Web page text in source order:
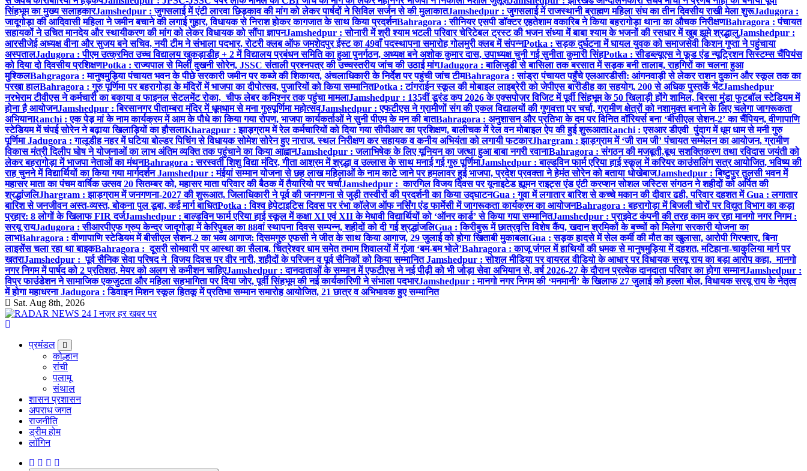
सिंहभूम का मुख्य सलाहकारJamshedpur : जुगसलाई में एंटी लारवा छिड़काव की मांग को लेकर पार्षदों ने सिविल सर्जन से की मुलाकातJamshedpur : जुगसलाई में राजस्थानी ब्राह्मण महिला संघ का तीन दिवसीय राखी मेला शुरूJadugora :
जादूगोड़ा की आदिवासी महिला ने जमीन बचाने की लगाई गुहार, विधायक से निराश होकर कागजात के साथ किया प्रदर्शनBahragora : सीनियर एसपी डॉक्टर एहतेशाम वकारिब ने किया बहरागोड़ा थाना का औचक निरीक्षणBahragora : पंचायत
सहायकों ने उचित मानदेय और स्थायीकरण की मांग को लेकर विधायक को सौंपा ज्ञापनJamshedpur : सोनारी में श्री श्याम भटली परिवार चेरिटेबल ट्रस्ट की भजन संध्या में बाबा श्याम के भजनों की रसधार में खुब झूमे श्रद्धालुJamshedpur :
आरसीजेई अध्यक्ष वीना और सुजय बने सचिव, नयी टीम ने संभाला पदभार, रोटरी क्लब ऑफ जमशेदपुर ईस्ट का 49वाँ पदस्थापना समारोह गोलमुरी क्लब में संपन्नPotka : सड़क दुर्घटना में घायल युवक को समाजसेवी किशन गुप्ता ने पहुंचाया
अस्पतालJadugora : पीएम उत्क्रमित उच्च विद्यालय खुकड़ाडीह + 2 में विद्यालय प्रबंधन समिति का हुआ पुनर्गठन, अध्यक्ष बने अशोक कुमार दास, उपाध्यक्ष चुनी गई सुनीता कुमारी सिंहPotka : सीडब्ल्यूएस ने फूड एंड न्यूट्रिशन सिस्टम्स चैंपियंस
को दिया दो दिवसीय प्रशिक्षणPotka : राज्यपाल से मिलीं दुखनी सोरेन, JSSC संताली प्रश्नपत्र की उच्चस्तरीय जांच की उठाई मांगJadugora : बालिजुडी से बासिला तक बरसात में सड़क बनी तालाब, राहगिरों का चलना हुआ
मुश्किलBahgragora : मानुषमुड़िया पंचायत भवन के पीछे सरकारी जमीन पर कब्जे की शिकायत, अंचलाधिकारी के निर्देश पर पहुंची जांच टीमBahragora : सांड्रा पंचायत पहुँचे एलआरडीसी: आंगनवाड़ी से लेकर राशन दुकान और स्कूल तक का
परखा हालBahragora : गुरु पूर्णिमा पर बहरागोड़ा के मंदिरों में भाजपा का दीपोत्सव, पुजारियों को किया सम्मानितPotka : टांगराईन स्कूल की मोबाइल लाइब्रेरी को जेपीएस बारीडीह का सहयोग, 200 से अधिक पुस्तकें भेंटJamshedpur
नरभेराम टीवीएस ने कर्मचारी का बकाया व फाइनल सेटलमेंट रोका, चीफ लेबर कमिश्नर तक पहुंचा मामलाJamshedpur : 135वीं डूरंड कप 2026 के एक्सपोज़र विजिट में पूर्वी सिंहभूम के 50 खिलाड़ी होंगे शामिल, बिरसा मुंडा फुटबॉल स्टेडियम में
होना है आयोजनJamshedpur : बिरसानगर पीताम्बरा मंदिर में धूमधाम से मना गुरुपूर्णिमा महोत्सवJamshedpur : एफटीएस ने ग्रामीणों संग की एकल विद्यालयों की गुणवत्ता पर चर्चा, ग्रामीण क्षेत्रों को नशामुक्त बनाने के लिए चलेगा जागरूकता
अभियानRanchi : एक पेड़ मां के नाम कार्यक्रम में आम के पौधे का किया गया रोपण, भाजपा कार्यकर्ताओं ने सुनी पीएम के मन की बातBahragora : अनुशासन और प्रतिभा के दम पर विनित वॉरियर्स बना ‘बीसीएल सेशन-2’ का चैंपियन, वीणापाणि
स्टेडियम में चंपई सोरेन ने बढ़ाया खिलाड़ियों का हौसलाKharagpur : झाड़ग्राम में रेल कर्मचारियों को दिया गया सीपीआर का प्रशिक्षण, बालीचक में रेल वन मोबाइल ऐप की हुई शुरूआतRanchi : एसआर डीएवी पुंदाग में धूम धाम से मनी गुरु
पूर्णिमाJadugora : गालूडीह नहर में घटिया बोल्डर पिचिंग से विधायक सोमेश सोरेन हुए नाराज, स्थल निरीक्षण कर सहायक व कनीय अभियंता को लगायी फटकारJhargram : झाड़ग्राम में ‘जी राम जी’ पंचायत सम्मेलन का आयोजन, ग्रामीण
विकास मंत्री दिलीप घोष ने योजनाओं का लाभ अंतिम व्यक्ति तक पहुंचाने का किया आह्वानJamshedpur : जलाभिषेक के लिए यूनियन का जत्था हुआ बाबा नगरी रवानाBahragora : संगठन की मजबूती,बूथ सशक्तिकरण तथा रविदास जयंती को
लेकर बहरागोड़ा में भाजपा नेताओं का मंथनBahragora : सरस्वती शिशु विद्या मंदिर, गीता आश्रम में श्रद्धा व उल्लास के साथ मनाई गई गुरु पूर्णिमाJamshedpur : बाल्डविन फार्म एरिया हाई स्कूल में करियर काउंसलिंग सत्र आयोजित, भविष्य की
राह चुनने में विद्यार्थियों का किया गया मार्गदर्शनJamshedpur : मंईयां सम्मान योजना से छह लाख महिलाओं के नाम काटे जाने पर हमलावर हुई भाजपा, प्रदेश प्रवक्ता ने हेमंत सोरेन को बताया धोखेबाजJamshedpur : बिष्टुपुर तुलसी भवन में
महासर माता का पंचम वार्षिक उत्सव 20 सितम्बर को, महासर माता परिवार की बैठक में तैयारियो पर चर्चाJamshedpur : कारगिल विजय दिवस पर यूनाइटेड ह्यूमन राइट्स एंड एंटी करप्शन सोशल जस्टिस संगठन ने शहीदों को अर्पित की
श्रद्धांजलिJhargram : झाड़ग्राम में जनगणना-2027 की शुरूआत, जिलाधिकारी ने पूर्व की जनगणना से जुड़ी तस्वीरों की प्रदर्शनी का किया उद्घाटनGua : गुवा में लगातार बारिश से कच्चे मकान की दीवार ढही, परिवार दहशत मेंGua : लगातार
बारिश से जनजीवन अस्त-व्यस्त, बोकना पुल डूबा, कई मार्ग बाधितPotka : विश्व हेपेटाइटिस दिवस पर रंभा कॉलेज ऑफ नर्सिंग एंड फार्मेसी में जागरूकता कार्यक्रम का आयोजनBahragora : बहरागोड़ा में बिजली चोरों पर विद्युत विभाग का कड़ा
प्रहार: 8 लोगों के खिलाफ FIR दर्जJamshedpur : बाल्डविन फार्म एरिया हाई स्कूल में कक्षा XI एवं XII के मेधावी विद्यार्थियों को ‘ऑनर कार्ड’ से किया गया सम्मानितJamshedpur : प्राइवेट कंपनी की तरह काम कर रहा मानगो नगर निगम :
सरयू रायJadugora : सीआरपीएफ ग्रुप केन्द्र जादूगोड़ा में केरिपुबल का 88वां स्थापना दिवस सम्पन्न, शहीदों को दी गई श्रद्धांजलिGua : किरीबुरू में छात्रवृत्ति विशेष कैंप, खदान श्रमिकों के बच्चों को मिलेगा सरकारी योजना का
लाभBahragora : वीणापाणि स्टेडियम में बीसीएल सेशन-2 का भव्य आगाज: दिसमगुरु एफसी ने जीत के साथ किया आगाज, 29 जुलाई को होगा खिताबी मुकाबलाGua : सड़क हादसे में सेल कर्मी की मौत का खुलासा, आरोपी गिरफ्तार, बिना
लाइसेंस चला रहा था बाइकBahragora : दूसरी सोमवारी पर आस्था का सैलाब, चित्रेश्वर धाम समेत तमाम शिवालयों में गूंजा ‘बम-बम भोले’Bahragora : काजू जंगल में हाथियों की धमक से मानुषमुड़िया में दहशत, मटिहाना-चाकुलिया मार्ग पर
खतराJamshedpur : पूर्व सैनिक सेवा परिषद ने विजय दिवस पर वीर नारी, शहीदों के परिजन व पूर्व सैनिकों को किया सम्मानितJamshedpur : सोशल मीडिया पर वायरल वीडियो के आधार पर विधायक सरयू राय का बड़ा आरोप कहा, मानगो
नगर निगम में पार्षद को 2 प्रतिशत, मेयर को अलग से कमीशन चाहिएJamshedpur : दानदाताओं के सम्मान में एफटीएस ने नई पीढ़ी को भी जोड़ा सेवा अभियान से, वर्ष 2026-27 के दौरान प्रत्येक दानदाता परिवार का होगा सम्मानJamshedpur :
विप्र फाउंडेशन ने सामाजिक एकजुटता और महिला सहभागिता पर दिया जोर, पूर्वी सिंहभूम की नई कार्यकारिणी ने संभाला पदभारJamshedpur : मानगो नगर निगम की ‘मनमानी’ के खिलाफ 27 जुलाई को हल्ला बोल, विधायक सरयू राय के नेतृत्व
में होगा महाधरनाJadugora : डिवाइन मिशन स्कूल हितकू में प्रतिभा सम्मान समारोह आयोजित, 21 छात्र व अभिभावक हुए सम्मानित
Sat. Aug 8th, 2026
नज़र हर खबर पर
प्रमंडल
कोल्हान
रांची
पलामू
संथाल
शासन प्रशासन
अपराध जगत
राजनीति
ड्रीम होम
लॉगिन